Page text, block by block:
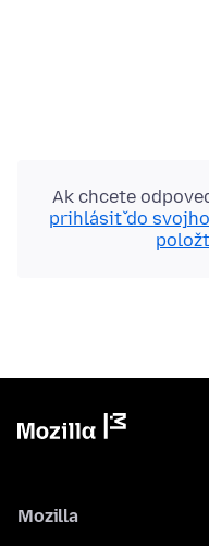
Ak chcete
prihlásiť do
Mozilla